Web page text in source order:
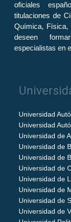
oficiales
titulaciones de
Química, Física,
deseen
especialistas en
Universidad
Universidad
Universidad de
Universidad de
Universidad de
Universidad de
Universidad de
Universidad de
Universidad de
Universidad de